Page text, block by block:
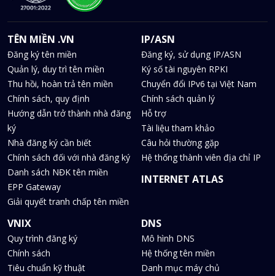
TÊN MIỀN .VN
Đăng ký tên miền
Quản lý, duy trì tên miền
Thu hồi, hoàn trả tên miền
Chính sách, quy định
Hướng dẫn trở thành nhà đăng
ký
Nhà đăng ký cần biết
Chính sách đối với nhà đăng ký
Danh sách NĐK tên miền
EPP Gateway
Giải quyết tranh chấp tên miền
IP/ASN
Đăng ký, sử dụng IP/ASN
Ký số tài nguyên RPKI
Chuyển đổi IPv6 tại Việt Nam
Chính sách quản lý
Hỗ trợ
Tài liệu tham khảo
Câu hỏi thường gặp
Hệ thống thành viên địa chỉ IP
INTERNET ATLAS
VNIX
Quy trình đăng ký
Chính sách
Tiêu chuẩn kỹ thuật
DNS
Mô hình DNS
Hệ thống tên miền
Danh mục máy chủ